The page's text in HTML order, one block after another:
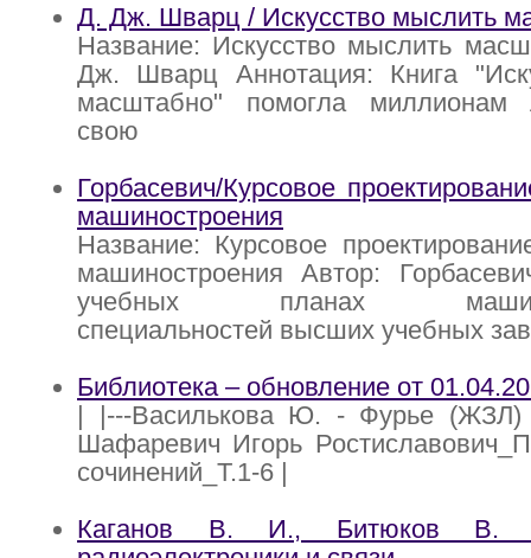
Д. Дж. Шварц / Искусство мыслить
Название: Искусство мыслить
Дж. Шварц Аннотация: Книга
масштабно" помогла миллионам
свою
Горбасевич/Курсовое
машиностроения
Название: Курсовое
машиностроения Автор:
учебных планах
специальностей высших учебных
Библиотека – обновление от
| |---Василькова Ю. - Фурье
Шафаревич Игорь
сочинений_T.1-6 |
Каганов В. И., Битюков